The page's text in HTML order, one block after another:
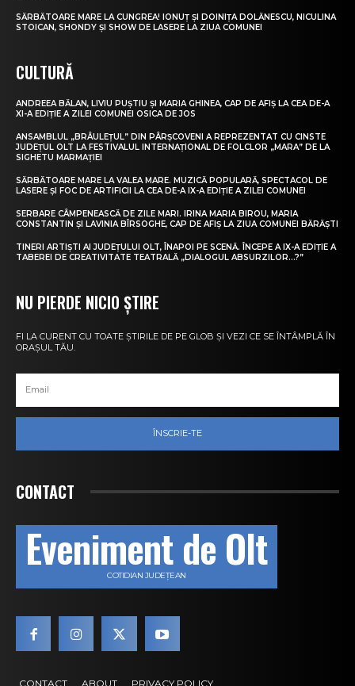
SĂRBĂTOARE MARE LA CUNGREA! IONUȚ ȘI DOINIȚA DOLĂNESCU, NICULINA
STOICAN, SHONDY ȘI SHOW DE LASERE LA ZIUA COMUNEI
CULTURĂ
ANDREEA BĂLAN, LIVIU PUȘTIU ȘI MARIA GHINEA, CAP DE AFIȘ LA CEA DE-A
XI-A EDIȚIE A ZILEI COMUNEI OSICA DE JOS
ANSAMBLUL „BRÂULEȚUL” DIN PÂRȘCOVENI A REPREZENTAT CU CINSTE
JUDEȚUL OLT LA FESTIVALUL INTERNAȚIONAL DE FOLCLOR „MARA” DE LA
SIGHETU MARMAȚIEI
SĂRBĂTOARE MARE LA VALEA MARE. MUZICĂ POPULARĂ, SPECTACOL DE
LASERE ȘI FOC DE ARTIFICII LA CEA DE-A IX-A EDIȚIE A ZILEI COMUNEI
SERBARE CÂMPENEASCĂ DE ZILE MARI. IRINA MARIA BIROU, MARIA
CONSTANTIN ȘI LAVINIA BÎRSOGHE, CAP DE AFIȘ LA ZIUA COMUNEI BĂRĂȘTI
TINERI ARTIȘTI AI JUDEȚULUI OLT, ÎNAPOI PE SCENĂ. ÎNCEPE A IX-A EDIȚIE A
TABEREI DE CREATIVITATE TEATRALĂ „DIALOGUL ABSURZILOR…?”
NU PIERDE NICIO ȘTIRE
FI LA CURENT CU TOATE ȘTIRILE DE PE GLOB ȘI VEZI CE SE ÎNTÂMPLĂ ÎN
ORAȘUL TĂU.
ÎNSCRIE-TE
CONTACT
Eveniment de Olt
COTIDIAN JUDEȚEAN
CONTACT ABOUT PRIVACY POLICY